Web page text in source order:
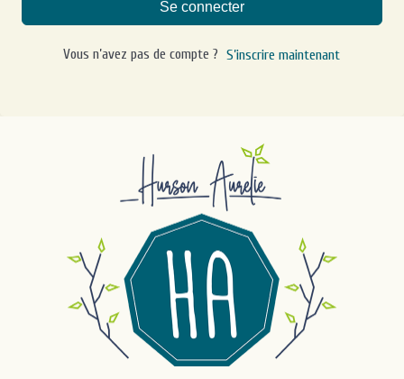
Se connecter
Vous n’avez pas de compte ? S’inscrire maintenant